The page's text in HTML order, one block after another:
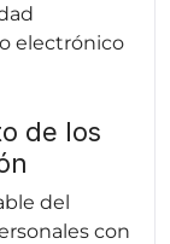
electrónico
de los
del
con